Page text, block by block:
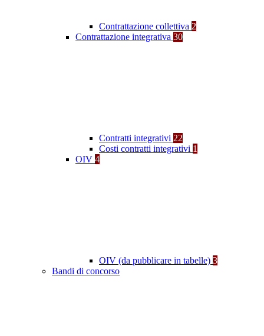
Contrattazione collettiva 2
Contrattazione integrativa 30
Contratti integrativi 22
Costi contratti integrativi 1
OIV 4
OIV (da pubblicare in tabelle) 3
Bandi di concorso